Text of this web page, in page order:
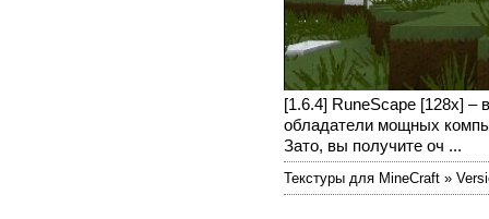
[1.6.4] RuneScape [128x] –
обладатели мощных
Зато, вы получите оч ...
Текстуры для MineCraft »